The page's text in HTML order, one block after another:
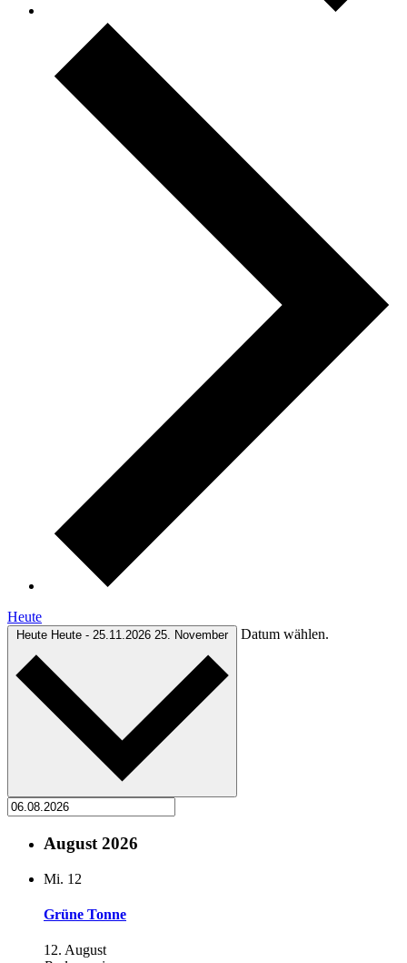
Heute
Heute Heute - 25.11.2026 25. November Datum wählen.
August 2026
Mi. 12
Grüne Tonne
12. August